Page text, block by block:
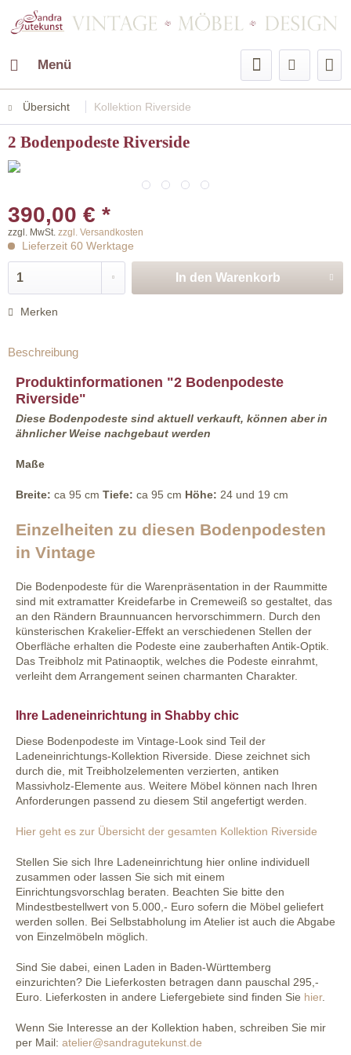
Menü
Übersicht Kollektion Riverside
2 Bodenpodeste Riverside
390,00 € *
zzgl. MwSt. zzgl. Versandkosten
Lieferzeit 60 Werktage
In den Warenkorb
Merken
Beschreibung
Produktinformationen "2 Bodenpodeste
Riverside"
Diese Bodenpodeste sind aktuell verkauft, können aber in
ähnlicher Weise nachgebaut werden
Maße
Breite: ca 95 cm Tiefe: ca 95 cm Höhe: 24 und 19 cm
Einzelheiten zu diesen Bodenpodesten
in Vintage
Die Bodenpodeste für die Warenpräsentation in der Raummitte
sind mit extramatter Kreidefarbe in Cremeweiß so gestaltet, das
an den Rändern Braunnuancen hervorschimmern. Durch den
künsterischen Krakelier-Effekt an verschiedenen Stellen der
Oberfläche erhalten die Podeste eine zauberhaften Antik-Optik.
Das Treibholz mit Patinaoptik, welches die Podeste einrahmt,
verleiht dem Arrangement seinen charmanten Charakter.
Ihre Ladeneinrichtung in Shabby chic
Diese Bodenpodeste im Vintage-Look sind Teil der
Ladeneinrichtungs-Kollektion Riverside. Diese zeichnet sich
durch die, mit Treibholzelementen verzierten, antiken
Massivholz-Elemente aus. Weitere Möbel können nach Ihren
Anforderungen passend zu diesem Stil angefertigt werden.
Hier geht es zur Übersicht der gesamten Kollektion Riverside
Stellen Sie sich Ihre Ladeneinrichtung hier online individuell
zusammen oder lassen Sie sich mit einem
Einrichtungsvorschlag beraten. Beachten Sie bitte den
Mindestbestellwert von 5.000,- Euro sofern die Möbel geliefert
werden sollen. Bei Selbstabholung im Atelier ist auch die Abgabe
von Einzelmöbeln möglich.
Sind Sie dabei, einen Laden in Baden-Württemberg
einzurichten? Die Lieferkosten betragen dann pauschal 295,-
Euro. Lieferkosten in andere Liefergebiete sind finden Sie hier.
Wenn Sie Interesse an der Kollektion haben, schreiben Sie mir
per Mail: atelier@sandragutekunst.de